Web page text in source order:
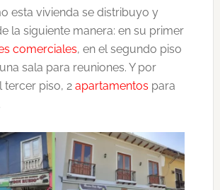
esta vivienda se distribuyo y
la siguiente manera: en su primer
comerciales, en el segundo piso
sala para reuniones. Y por
tercer piso, 2 apartamentos para